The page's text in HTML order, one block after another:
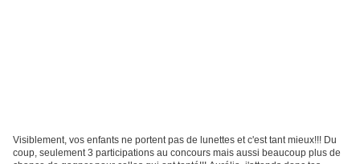
Visiblement, vos enfants ne portent pas de lunettes et c'est tant mieux!!! Du
coup, seulement 3 participations au concours mais aussi beaucoup plus de